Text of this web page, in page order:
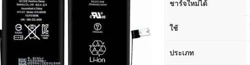
ชาร์จใหม่ได้
ใช้
ประเภท